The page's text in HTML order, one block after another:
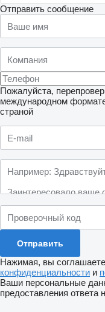
Отправить сообщение
Пожалуйста,
международном
страной
Нажимая, вы
конфиденциальности и
Ваши персональные
предоставления ответа